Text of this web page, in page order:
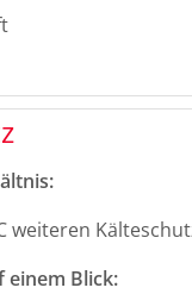
weiteren
einem Blick: